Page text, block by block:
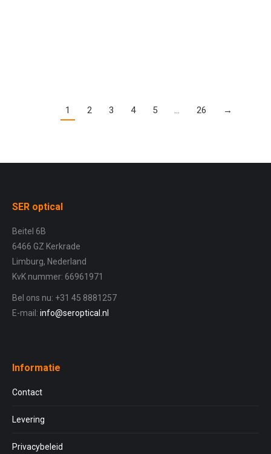
1 2 3 4 5 … 26 →
SER optical
Beitel 6B
6466 GZ Kerkrade
Limburg, Nederland
KvK nummer: 66961971
Bel ons nu: +31 45 8881257
E-mail: info@seroptical.nl
Informatie
Contact
Levering
Privacybeleid